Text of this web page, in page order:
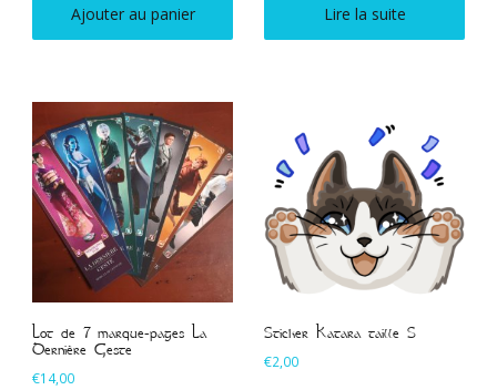
Ajouter au panier Lire la suite
Lot de 7 marque-pages La
Dernière Geste
€14,00
Sticker Katara taille S
€2,00